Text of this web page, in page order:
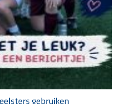
gebruiken